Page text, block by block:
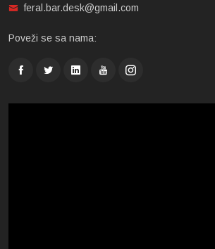
feral.bar.desk@gmail.com
Poveži se sa nama: